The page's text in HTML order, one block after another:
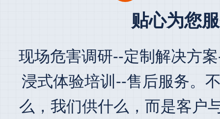
贴心为您
现场危害调研--定制解决方
浸式体验培训--售后服务。
么，我们供什么，而是客户